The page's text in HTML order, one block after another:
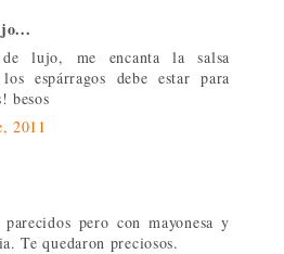
de lujo, me encanta la salsa
espárragos debe estar para
besos
2011
pero con mayonesa y
Te quedaron preciosos.